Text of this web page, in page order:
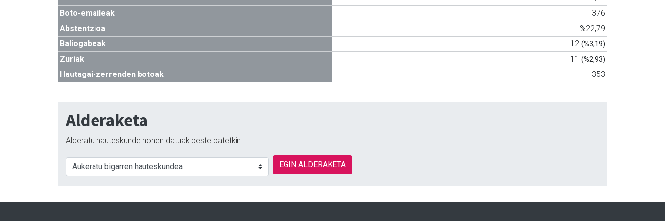
Boto-emaileak
376
Abstentzioa
%22,79
Baliogabeak
12 (%3,19)
Zuriak 11 (%2,93)
Hautagai-zerrenden botoak 353
Alderaketa
Alderatu hauteskunde honen datuak beste batetkin
EGIN ALDERAKETA